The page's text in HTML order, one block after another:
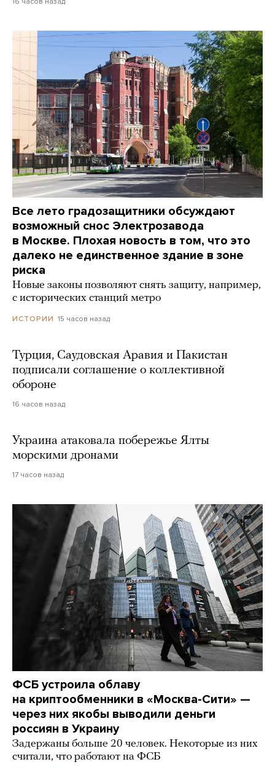
Все лето градозащитники обсуждают
возможный снос Электрозавода
в Москве. Плохая новость в том, что это
далеко не единственное здание в зоне
риска
Новые законы позволяют снять защиту, например,
с исторических станций метро
ИСТОРИИ 15 часов назад
Турция, Саудовская Аравия и Пакистан
подписали соглашение о коллективной
обороне
16 часов назад
Украина атаковала побережье Ялты
морскими дронами
17 часов назад
ФСБ устроила облаву
на криптообменники в «Москва-Сити» —
через них якобы выводили деньги
россиян в Украину
Задержаны больше 20 человек. Некоторые из них
считали, что работают на ФСБ